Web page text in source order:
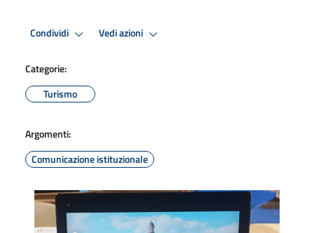
Condividi Vedi azioni
Categorie:
Turismo
Argomenti:
Comunicazione istituzionale